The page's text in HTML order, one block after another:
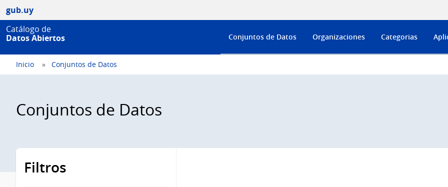
gub.uy
Catálogo de
Datos Abiertos
Conjuntos de Datos Organizaciones Categorias
Inicio Conjuntos de Datos
Conjuntos de Datos
Filtros